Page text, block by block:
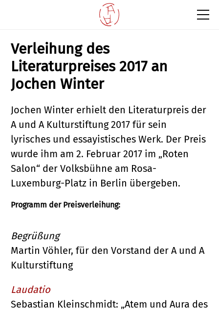
Verleihung des
Literaturpreises 2017 an
Jochen Winter
Jochen Winter erhielt den Literaturpreis der
A und A Kulturstiftung 2017 für sein
lyrisches und essayistisches Werk. Der Preis
wurde ihm am 2. Februar 2017 im „Roten
Salon“ der Volksbühne am Rosa-
Luxemburg-Platz in Berlin übergeben.
Programm der Preisverleihung:
Begrüßung
Martin Vöhler, für den Vorstand der A und A
Kulturstiftung
Laudatio
Sebastian Kleinschmidt: „Atem und Aura des